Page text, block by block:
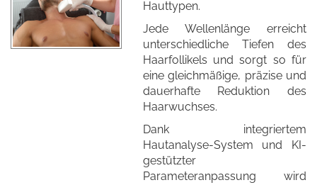
Hauttypen.
Jede Wellenlänge erreicht
unterschiedliche Tiefen des
Haarfollikels und sorgt so für
eine gleichmäßige, präzise und
dauerhafte Reduktion des
Haarwuchses.
Dank integriertem
Hautanalyse-System und KI-
gestützter
Parameteranpassung wird